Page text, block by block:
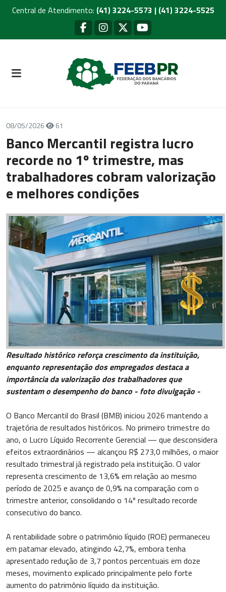
Central de Atendimento: (41) 3224-5573 | (41) 3224-5525
08/05/2026 61
Banco Mercantil registra lucro
recorde no 1º trimestre, mas
trabalhadores cobram valorização
e melhores condições
Resultado histórico reforça crescimento da instituição,
enquanto representação dos empregados destaca a
importância da valorização dos trabalhadores que
sustentam o desempenho do banco - foto divulgação -
O Banco Mercantil do Brasil (BMB) iniciou 2026 mantendo a
trajetória de resultados históricos. No primeiro trimestre do
ano, o Lucro Líquido Recorrente Gerencial — que desconsidera
efeitos extraordinários — alcançou R$ 273,0 milhões, o maior
resultado trimestral já registrado pela instituição. O valor
representa crescimento de 13,6% em relação ao mesmo
período de 2025 e avanço de 0,9% na comparação com o
trimestre anterior, consolidando o 14º resultado recorde
consecutivo do banco.
A rentabilidade sobre o patrimônio líquido (ROE) permaneceu
em patamar elevado, atingindo 42,7%, embora tenha
apresentado redução de 3,7 pontos percentuais em doze
meses, movimento explicado principalmente pelo forte
aumento do patrimônio líquido da instituição.